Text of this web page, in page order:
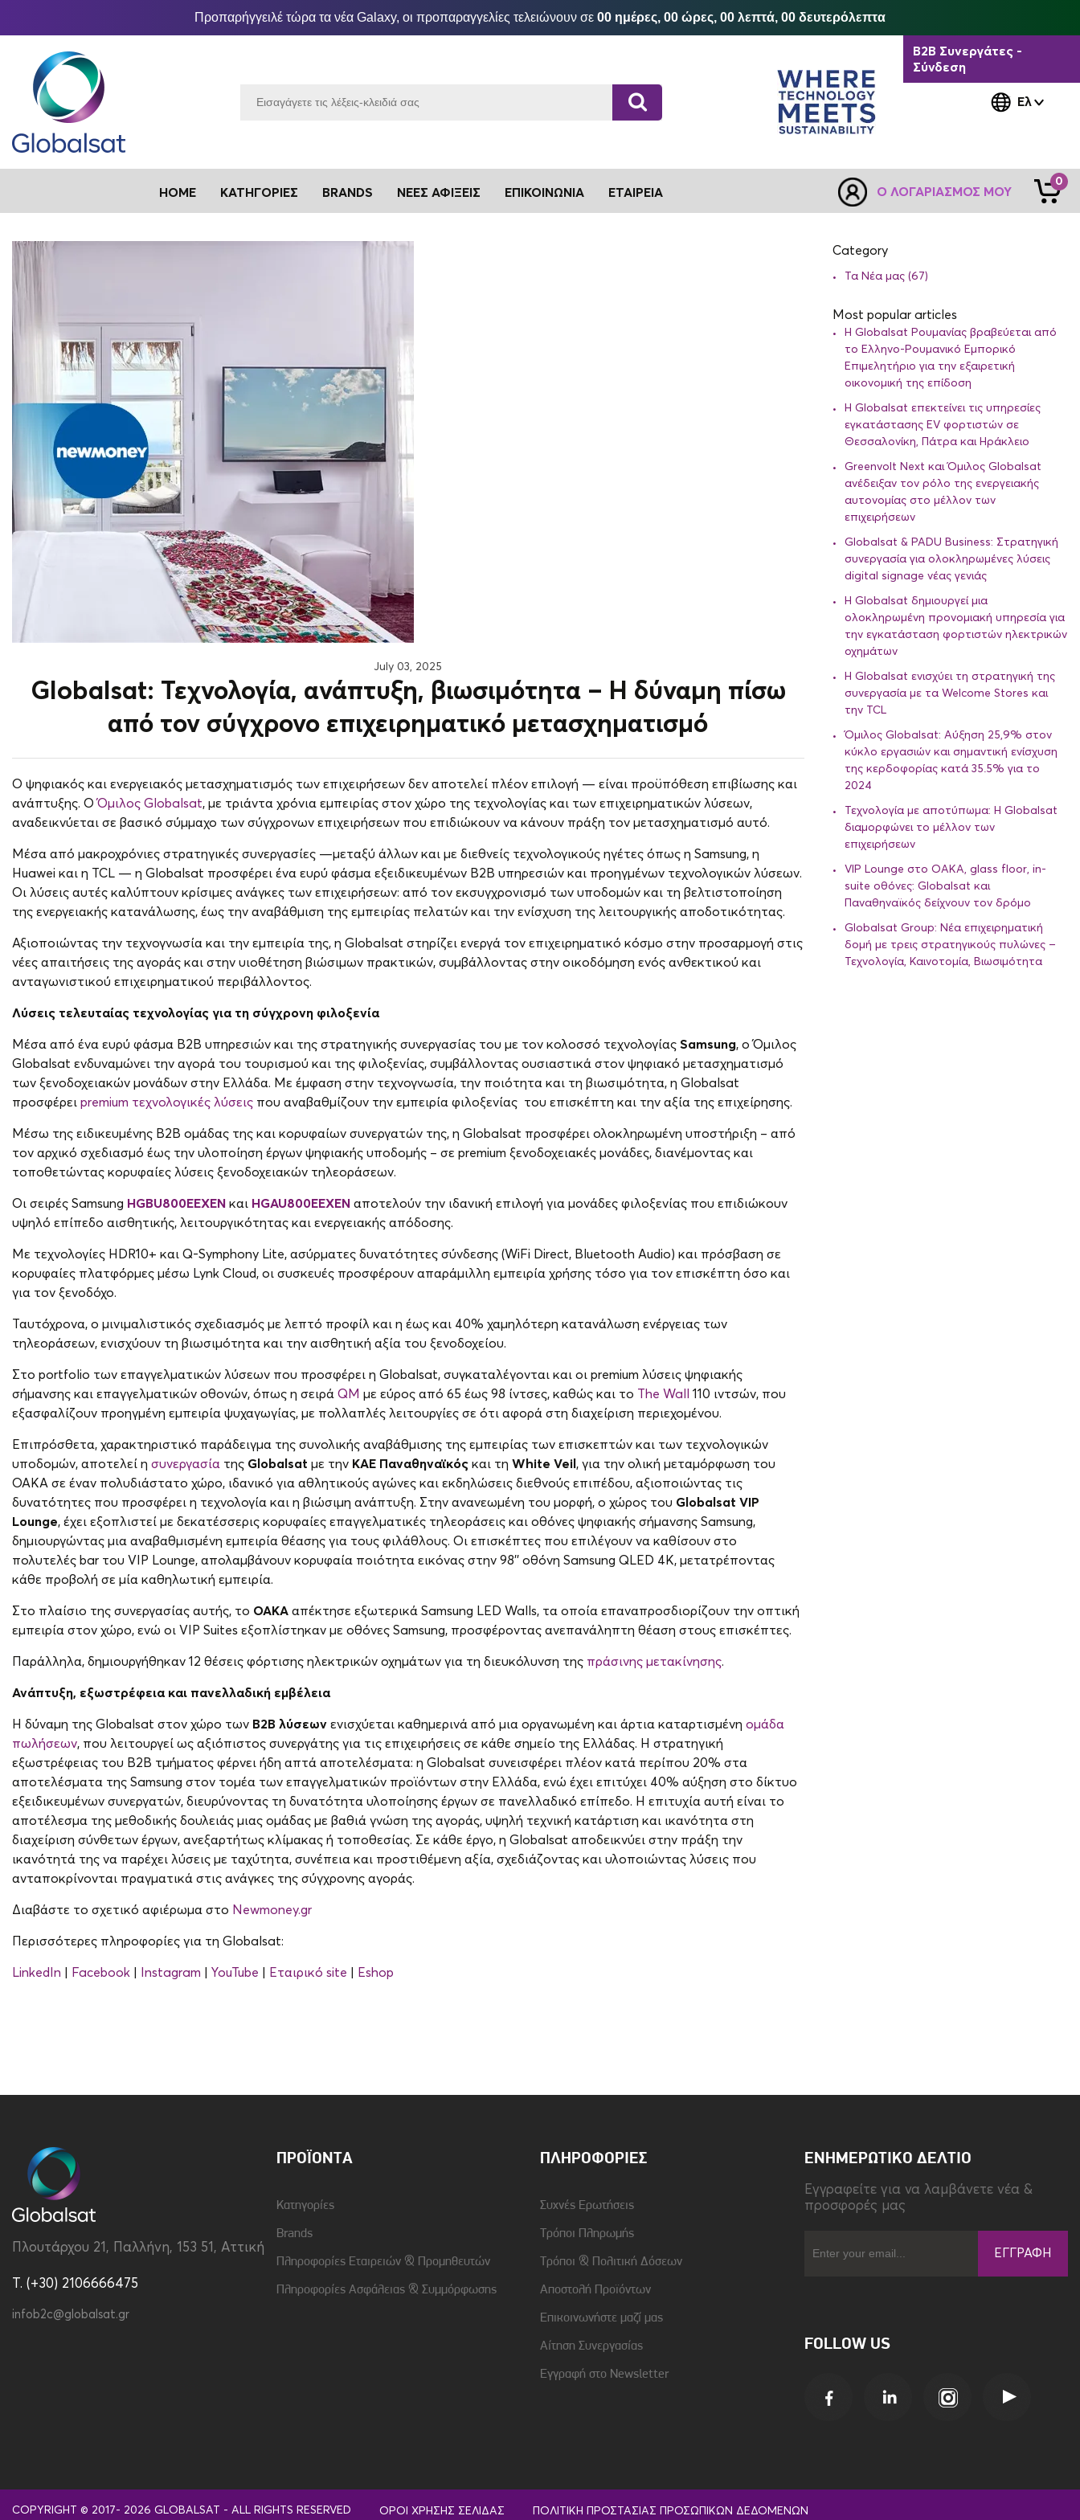
Προπαρήγγειλέ τώρα τα νέα Galaxy, οι προπαραγγελίες τελειώνουν σε 00 ημέρες, 00 ώρες, 00 λεπτά, 00 δευτερόλεπτα
Ελ
B2B Συνεργάτες -
Σύνδεση
HOME ΚΑΤΗΓΟΡΊΕΣ BRANDS ΝΈΕΣ ΑΦΊΞΕΙΣ ΕΠΙΚΟΙΝΩΝΊΑ ΕΤΑΙΡΕΊΑ Ο ΛΟΓΑΡΙΑΣΜΌΣ ΜΟΥ
0
July 03, 2025
Globalsat: Τεχνολογία, ανάπτυξη, βιωσιμότητα – Η δύναμη πίσω
από τον σύγχρονο επιχειρηματικό μετασχηματισμό
Ο ψηφιακός και ενεργειακός μετασχηματισμός των επιχειρήσεων δεν αποτελεί πλέον επιλογή — είναι προϋπόθεση επιβίωσης και
ανάπτυξης. ΟΌμιλος Globalsat, με τριάντα χρόνια εμπειρίας στον χώρο της τεχνολογίας και των επιχειρηματικών λύσεων,
αναδεικνύεται σε βασικό σύμμαχο των σύγχρονων επιχειρήσεων που επιδιώκουν να κάνουν πράξη τον μετασχηματισμό αυτό.
Μέσα από μακροχρόνιες στρατηγικές συνεργασίες —μεταξύ άλλων και με διεθνείς τεχνολογικούς ηγέτες όπως η Samsung, η
Huawei και η TCL — η Globalsat προσφέρει ένα ευρύ φάσμα εξειδικευμένων B2B υπηρεσιών και προηγμένων τεχνολογικών λύσεων.
Οι λύσεις αυτές καλύπτουν κρίσιμες ανάγκες των επιχειρήσεων: από τον εκσυγχρονισμό των υποδομών και τη βελτιστοποίηση
της ενεργειακής κατανάλωσης, έως την αναβάθμιση της εμπειρίας πελατών και την ενίσχυση της λειτουργικής αποδοτικότητας.
Αξιοποιώντας την τεχνογνωσία και την εμπειρία της, η Globalsat στηρίζει ενεργά τον επιχειρηματικό κόσμο στην προσαρμογή στις
νέες απαιτήσεις της αγοράς και στην υιοθέτηση βιώσιμων πρακτικών, συμβάλλοντας στην οικοδόμηση ενός ανθεκτικού και
ανταγωνιστικού επιχειρηματικού περιβάλλοντος.
Λύσεις τελευταίας τεχνολογίας για τη σύγχρονη φιλοξενία
Μέσα από ένα ευρύ φάσμα B2B υπηρεσιών και της στρατηγικής συνεργασίας του με τον κολοσσό τεχνολογίας Samsung, ο Όμιλος
Globalsat ενδυναμώνει την αγορά του τουρισμού και της φιλοξενίας, συμβάλλοντας ουσιαστικά στον ψηφιακό μετασχηματισμό
των ξενοδοχειακών μονάδων στην Ελλάδα. Με έμφαση στην τεχνογνωσία, την ποιότητα και τη βιωσιμότητα, η Globalsat
προσφέρει premium τεχνολογικές λύσεις που αναβαθμίζουν την εμπειρία φιλοξενίας του επισκέπτη και την αξία της επιχείρησης.
Μέσω της ειδικευμένης Β2Β ομάδας της και κορυφαίων συνεργατών της, η Globalsat προσφέρει ολοκληρωμένη υποστήριξη – από
τον αρχικό σχεδιασμό έως την υλοποίηση έργων ψηφιακής υποδομής – σε premium ξενοδοχειακές μονάδες, διανέμοντας και
τοποθετώντας κορυφαίες λύσεις ξενοδοχειακών τηλεοράσεων.
Οι σειρές Samsung HGBU800EEXEN και HGAU800EEXEN αποτελούν την ιδανική επιλογή για μονάδες φιλοξενίας που επιδιώκουν
υψηλό επίπεδο αισθητικής, λειτουργικότητας και ενεργειακής απόδοσης.
Με τεχνολογίες HDR10+ και Q-Symphony Lite, ασύρματες δυνατότητες σύνδεσης (WiFi Direct, Bluetooth Audio) και πρόσβαση σε
κορυφαίες πλατφόρμες μέσω Lynk Cloud, οι συσκευές προσφέρουν απαράμιλλη εμπειρία χρήσης τόσο για τον επισκέπτη όσο και
για τον ξενοδόχο.
Ταυτόχρονα, ο μινιμαλιστικός σχεδιασμός με λεπτό προφίλ και η έως και 40% χαμηλότερη κατανάλωση ενέργειας των
τηλεοράσεων, ενισχύουν τη βιωσιμότητα και την αισθητική αξία του ξενοδοχείου.
Στο portfolio των επαγγελματικών λύσεων που προσφέρει η Globalsat, συγκαταλέγονται και oι premium λύσεις ψηφιακής
σήμανσης και επαγγελματικών οθονών, όπως η σειρά QM με εύρος από 65 έως 98 ίντσες, καθώς και το The Wall
110 ιντσών, που
εξασφαλίζουν προηγμένη εμπειρία ψυχαγωγίας, με πολλαπλές λειτουργίες σε ότι αφορά στη διαχείριση περιεχομένου.
Επιπρόσθετα, χαρακτηριστικό παράδειγμα της συνολικής αναβάθμισης της εμπειρίας των επισκεπτών και των τεχνολογικών
υποδομών, αποτελεί η συνεργασία της Globalsat με την ΚΑΕ Παναθηναϊκός και τη White Veil , για την ολική μεταμόρφωση του
ΟΑΚΑ σε έναν πολυδιάστατο χώρο, ιδανικό για αθλητικούς αγώνες και εκδηλώσεις διεθνούς επιπέδου, αξιοποιώντας τις
δυνατότητες που προσφέρει η τεχνολογία και η βιώσιμη ανάπτυξη. Στην ανανεωμένη του μορφή, ο χώρος του Globalsat VIP
Lounge, έχει εξοπλιστεί με δεκατέσσερις κορυφαίες επαγγελματικές τηλεοράσεις και οθόνες ψηφιακής σήμανσης Samsung,
δημιουργώντας μια αναβαθμισμένη εμπειρία θέασης για τους φιλάθλους. Οι επισκέπτες που επιλέγουν να καθίσουν στο
πολυτελές bar του VIP Lounge, απολαμβάνουν κορυφαία ποιότητα εικόνας στην 98’’ οθόνη Samsung QLED 4Κ, μετατρέποντας
κάθε προβολή σε μία καθηλωτική εμπειρία.
Στο πλαίσιο της συνεργασίας αυτής, το ΟΑΚΑ απέκτησε εξωτερικά Samsung LED Walls, τα οποία επαναπροσδιορίζουν την οπτική
εμπειρία στον χώρο, ενώ οι VIP Suites εξοπλίστηκαν με οθόνες Samsung, προσφέροντας ανεπανάληπτη θέαση στους επισκέπτες.
Παράλληλα, δημιουργήθηκαν 12 θέσεις φόρτισης ηλεκτρικών οχημάτων για τη διευκόλυνση της πράσινης μετακίνησης.
Ανάπτυξη, εξωστρέφεια και πανελλαδική εμβέλεια
Η δύναμη της Globalsat στον χώρο των B2B λύσεων ενισχύεται καθημερινά από μια οργανωμένη και άρτια καταρτισμένη ομάδα
πωλήσεων, που λειτουργεί ως αξιόπιστος συνεργάτης για τις επιχειρήσεις σε κάθε σημείο της Ελλάδας. Η στρατηγική
εξωστρέφειας του B2B τμήματος φέρνει ήδη απτά αποτελέσματα: η Globalsat συνεισφέρει πλέον κατά περίπου 20% στα
αποτελέσματα της Samsung στον τομέα των επαγγελματικών προϊόντων στην Ελλάδα, ενώ έχει επιτύχει 40% αύξηση στο δίκτυο
εξειδικευμένων συνεργατών, διευρύνοντας τη δυνατότητα υλοποίησης έργων σε πανελλαδικό επίπεδο. Η επιτυχία αυτή είναι το
αποτέλεσμα της μεθοδικής δουλειάς μιας ομάδας με βαθιά γνώση της αγοράς, υψηλή τεχνική κατάρτιση και ικανότητα στη
διαχείριση σύνθετων έργων, ανεξαρτήτως κλίμακας ή τοποθεσίας. Σε κάθε έργο, η Globalsat αποδεικνύει στην πράξη την
ικανότητά της να παρέχει λύσεις με ταχύτητα, συνέπεια και προστιθέμενη αξία, σχεδιάζοντας και υλοποιώντας λύσεις που
ανταποκρίνονται πραγματικά στις ανάγκες της σύγχρονης αγοράς.
Διαβάστε το σχετικό αφιέρωμα στο Newmoney.gr
Περισσότερες πληροφορίες για τη Globalsat:
LinkedIn Facebook Instagram YouTube Εταιρικό site Eshop
Category
Τα Νέα μας (67)
Most popular articles
Η Globalsat Ρουμανίας βραβεύεται από
το Ελληνο-Ρουμανικό Εμπορικό
Επιμελητήριο για την εξαιρετική
οικονομική της επίδοση
Η Globalsat επεκτείνει τις υπηρεσίες
εγκατάστασης EV φορτιστών σε
Θεσσαλονίκη, Πάτρα και Ηράκλειο
Greenvolt Next και Όμιλος Globalsat
ανέδειξαν τον ρόλο της ενεργειακής
αυτονομίας στο μέλλον των
επιχειρήσεων
Globalsat & PADU Business: Στρατηγική
συνεργασία για ολοκληρωμένες λύσεις
digital signage νέας γενιάς
Η Globalsat δημιουργεί μια
ολοκληρωμένη προνομιακή υπηρεσία για
την εγκατάσταση φορτιστών ηλεκτρικών
οχημάτων
Η Globalsat ενισχύει τη στρατηγική της
συνεργασία με τα Welcome Stores και
την TCL
Όμιλος Globalsat: Αύξηση 25,9% στον
κύκλο εργασιών και σημαντική ενίσχυση
της κερδοφορίας κατά 35.5% για το
2024
Τεχνολογία με αποτύπωμα: Η Globalsat
διαμορφώνει το μέλλον των
επιχειρήσεων
VIP Lounge στο ΟΑΚΑ, glass floor, in-
suite οθόνες: Globalsat και
Παναθηναϊκός δείχνουν τον δρόμο
Globalsat Group: Νέα επιχειρηματική
δομή με τρεις στρατηγικούς πυλώνες –
Τεχνολογία, Καινοτομία, Βιωσιμότητα
Πλουτάρχου 21, Παλλήνη, 153 51, Αττική
T. (+30) 2106666475
infob2c@globalsat.gr
ΠΡΟΪΌΝΤΑ
Κατηγορίες
Brands
Πληροφορίες Εταιρειών & Προμηθευτών
Πληροφορίες Ασφάλειας & Συμμόρφωσης
ΠΛΗΡΟΦΟΡΊΕΣ
Συχνές Ερωτήσεις
Τρόποι Πληρωμής
Τρόποι & Πολιτική Δόσεων
Αποστολή Προϊόντων
Επικοινωνήστε μαζί μας
Αίτηση Συνεργασίας
Εγγραφή στο Newsletter
ΕΝΗΜΕΡΩΤΙΚΌ ΔΕΛΤΊΟ
Eγγραφείτε για να λαμβάνετε νέα &
προσφορές μας
ΕΓΓΡΑΦΉ
FOLLOW US
COPYRIGHT © 2017- 2026 GLOBALSAT - ALL RIGHTS RESERVED ΌΡΟΙ ΧΡΉΣΗΣ ΣΕΛΊΔΑΣ ΠΟΛΙΤΙΚΉ ΠΡΟΣΤΑΣΊΑΣ ΠΡΟΣΩΠΙΚΏΝ ΔΕΔΟΜΈΝΩΝ